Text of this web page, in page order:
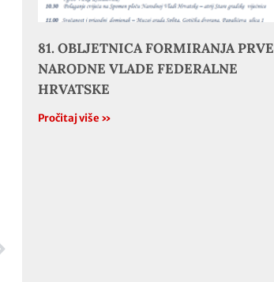
81. OBLJETNICA FORMIRANJA PRVE
NARODNE VLADE FEDERALNE
HRVATSKE
Pročitaj više »